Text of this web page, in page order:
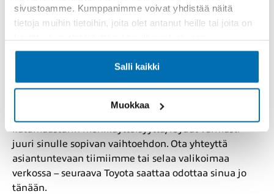
sivustoamme. Kumppanimme voivat yhdistää näitä
tietoja muihin tietoihin, joita olet antanut heille tai joita on
Salli kaikki
Muokkaa
Löydä oma Toyota Pörhön kattavasta
Pörhön Toyota-vaihtoautovalikoima päivittyy
jatkuvasti ja tarjoaa laajan kattauksen eri
vuosimalleja, varustetasoja ja korimalleja. Olitpa
katumaasturin monikäyttöisyyttä, löydät varmasti
juuri sinulle sopivan vaihtoehdon. Ota yhteyttä
asiantuntevaan tiimiimme tai selaa valikoimaa
verkossa – seuraava Toyota saattaa odottaa sinua jo
tänään.